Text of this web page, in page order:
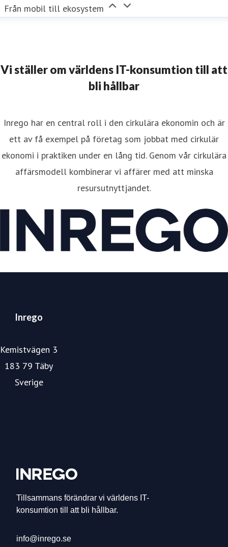
Från mobil till ekosystem
Vi ställer om världens IT-konsumtion till att
bli hållbar
Inrego har en central roll i den cirkulära ekonomin och är
ett av få exempel på företag som jobbat med cirkulär
ekonomi i praktiken under en lång tid. Genom vår cirkulära
affärsmodell kombinerar vi affärer med att minska
resursutnyttjandet.
Inrego
Kemistvägen 3
183 79 Täby
Sverige